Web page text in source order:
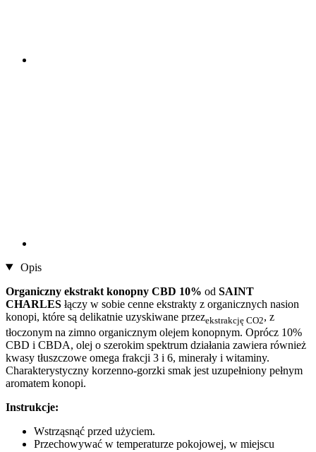
Opis
Organiczny ekstrakt konopny CBD 10% od SAINT
CHARLES łączy w sobie cenne ekstrakty z organicznych nasion
konopi, które są delikatnie uzyskiwane przezekstrakcję CO2, z
tłoczonym na zimno organicznym olejem konopnym. Oprócz 10%
CBD i CBDA, olej o szerokim spektrum działania zawiera również
kwasy tłuszczowe omega frakcji 3 i 6, minerały i witaminy.
Charakterystyczny korzenno-gorzki smak jest uzupełniony pełnym
aromatem konopi.
Instrukcje:
Wstrząsnąć przed użyciem.
Przechowywać w temperaturze pokojowej, w miejscu